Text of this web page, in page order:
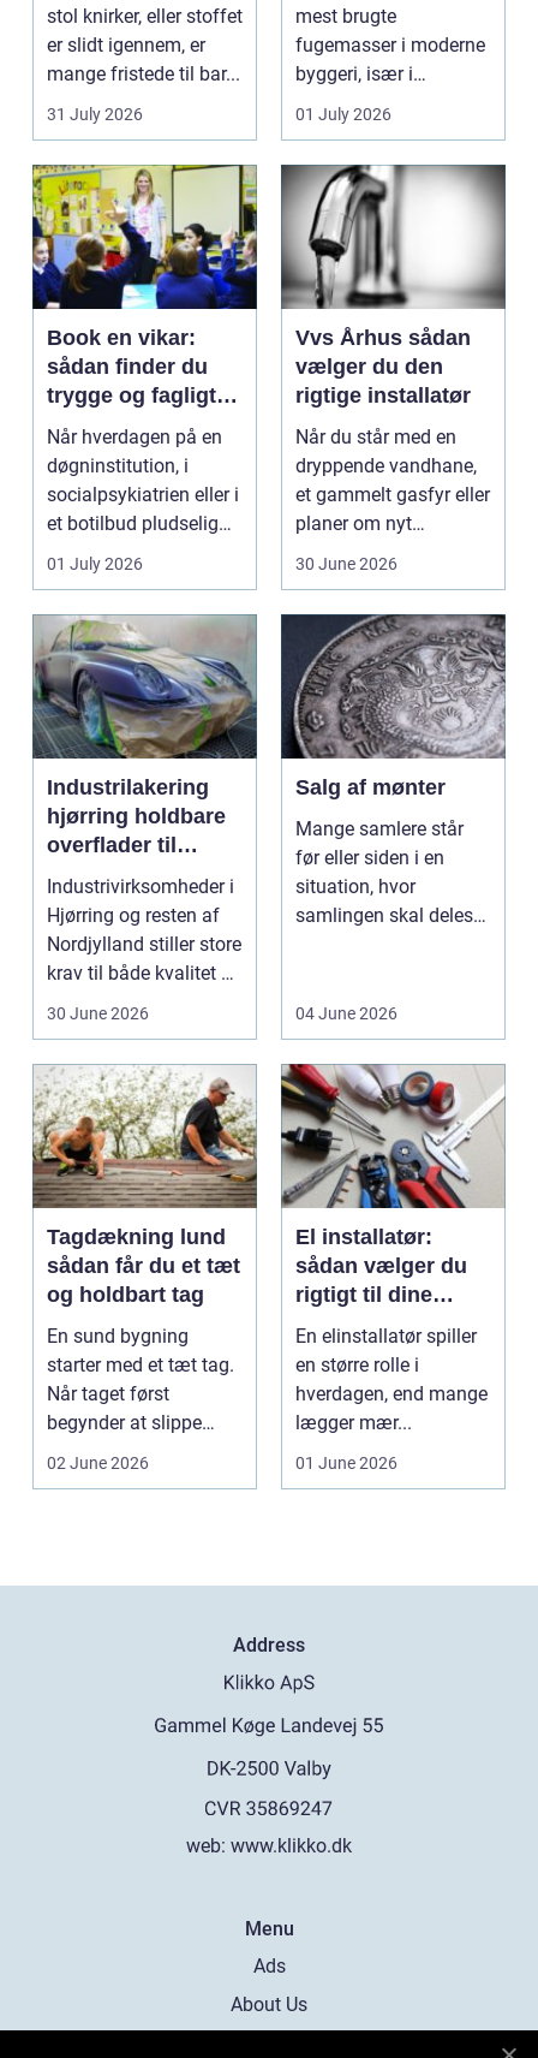
stol knirker, eller stoffet
er slidt igennem, er
mange fristede til bar...
31 July 2026
mest brugte
fugemasser i moderne
byggeri, især i
badeværelser,
01 July 2026
Book en vikar:
sådan finder du
trygge og fagligt
stærke løsninger
Når hverdagen på en
døgninstitution, i
socialpsykiatrien eller i
et botilbud pludselig
ændrer sig, k...
01 July 2026
Vvs Århus sådan
vælger du den
rigtige installatør
Når du står med en
dryppende vandhane,
et gammelt gasfyr eller
planer om nyt
badeværelse, bliver
30 June 2026
Industrilakering
hjørring holdbare
overflader til
industri og erhverv
Industrivirksomheder i
Hjørring og resten af
Nordjylland stiller store
krav til både kvalitet og
hol...
30 June 2026
Salg af mønter
Mange samlere står
før eller siden i en
situation, hvor
samlingen skal deles
04 June 2026
Tagdækning lund
sådan får du et tæt
og holdbart tag
En sund bygning
starter med et tæt tag.
Når taget først
begynder at slippe
vand ind, kan skaderne
02 June 2026
El installatør:
sådan vælger du
rigtigt til dine
elinstallationer
En elinstallatør spiller
en større rolle i
hverdagen, end mange
lægger mær...
01 June 2026
Address
web: www.klikko.dk
Menu
Ads
About Us